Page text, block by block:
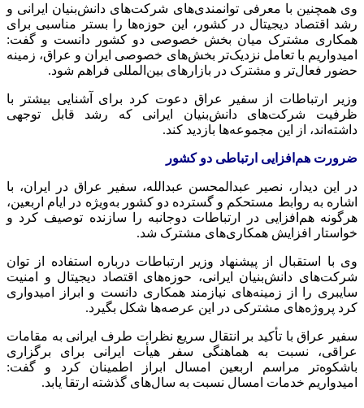
وی همچنین با معرفی توانمندی‌های شرکت‌های دانش‌بنیان ایرانی و
رشد اقتصاد دیجیتال در کشور، این حوزه‌ها را بستر مناسبی برای
همکاری مشترک میان بخش خصوصی دو کشور دانست و گفت:
امیدواریم با تعامل نزدیک‌تر بخش‌های خصوصی ایران و عراق، زمینه
حضور فعال‌تر و مشترک در بازارهای بین‌المللی فراهم شود.
وزیر ارتباطات از سفیر عراق دعوت کرد برای آشنایی بیشتر با
ظرفیت شرکت‌های دانش‌بنیان ایرانی که رشد قابل توجهی
داشته‌اند، از این مجموعه‌ها بازدید کند.
ضرورت هم‌افزایی ارتباطی دو کشور
در این دیدار، نصیر عبدالمحسن عبدالله، سفیر عراق در ایران، با
اشاره به روابط مستحکم و گسترده دو کشور به‌ویژه در ایام اربعین،
هرگونه هم‌افزایی در ارتباطات دوجانبه را سازنده توصیف کرد و
خواستار افزایش همکاری‌های مشترک شد.
وی با استقبال از پیشنهاد وزیر ارتباطات درباره استفاده از توان
شرکت‌های دانش‌بنیان ایرانی، حوزه‌های اقتصاد دیجیتال و امنیت
سایبری را از زمینه‌های نیازمند همکاری دانست و ابراز امیدواری
کرد پروژه‌های مشترکی در این عرصه‌ها شکل بگیرد.
سفیر عراق با تأکید بر انتقال سریع نظرات طرف ایرانی به مقامات
عراقی، نسبت به هماهنگی سفر هیأت ایرانی برای برگزاری
باشکوه‌تر مراسم اربعین امسال ابراز اطمینان کرد و گفت:
امیدواریم خدمات امسال نسبت به سال‌های گذشته ارتقا یابد.